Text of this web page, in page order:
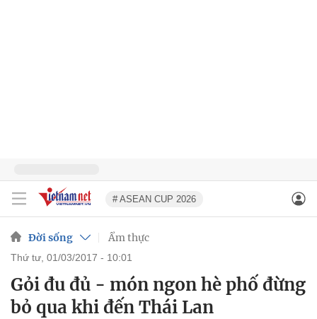
# ASEAN CUP 2026
Đời sống Ẩm thực
thứ tư, 01/03/2017 - 10:01
Gỏi đu đủ - món ngon hè phố đừng
bỏ qua khi đến Thái Lan